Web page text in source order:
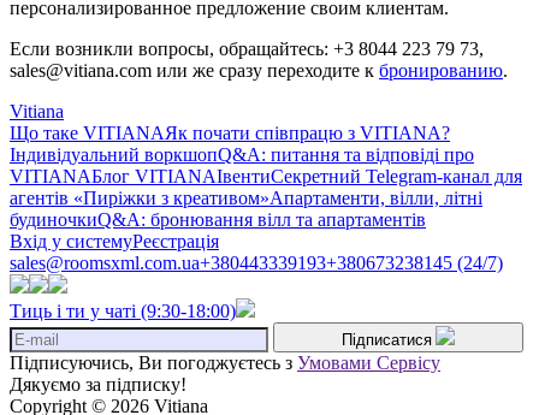
персонализированное предложение своим клиентам.
Если возникли вопросы, обращайтесь: +3 8044 223 79 73,
sales@vitiana.com или же сразу переходите к бронированию.
Vitiana
Що таке VITIANAЯк почати співпрацю з VITIANA?
Індивідуальний воркшопQ&A: питання та відповіді про
VITIANAБлог VITIANAІвентиСекретний Telegram-канал для
агентів «Пиріжки з креативом»Апартаменти, вілли, літні
будиночкиQ&A: бронювання вілл та апартаментів
Вхід у системуРеєстрація
sales@roomsxml.com.ua+380443339193+380673238145 (24/7)
Тиць і ти у чаті (9:30-18:00)
Підписатися
Підписуючись, Ви погоджуєтесь з Умовами Сервісу
Дякуємо за підписку!
Copyright © 2026 Vitiana